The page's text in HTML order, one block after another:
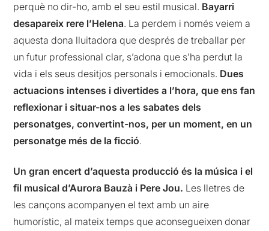
perquè no dir-ho, amb el seu estil musical. Bayarri
desapareix rere l’Helena. La perdem i només veiem a
aquesta dona lluitadora que després de treballar per
un futur professional clar, s’adona que s’ha perdut la
vida i els seus desitjos personals i emocionals. Dues
actuacions intenses i divertides a l’hora, que ens fan
reflexionar i situar-nos a les sabates dels
personatges, convertint-nos, per un moment, en un
personatge més de la ficció.
Un gran encert d’aquesta producció és la música i el
fil musical d’Aurora Bauzà i Pere Jou. Les lletres de
les cançons acompanyen el text amb un aire
humorístic, al mateix temps que aconsegueixen donar